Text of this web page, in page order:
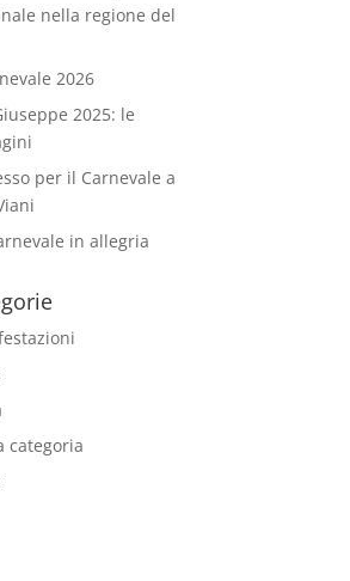
nella regione del
2026
2025: le
per il Carnevale a
in allegria
categoria